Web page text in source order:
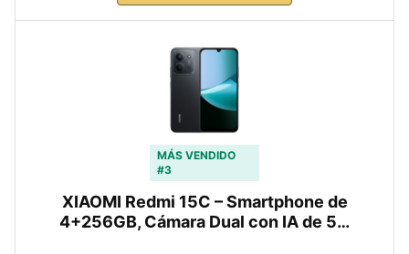
MÁS VENDIDO
#3
XIAOMI Redmi 15C – Smartphone de
4+256GB, Cámara Dual con IA de 5…